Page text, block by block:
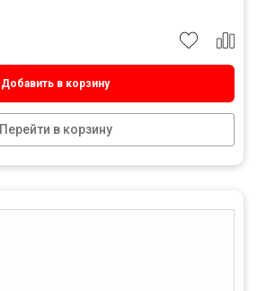
Добавить в корзину
Перейти в корзину